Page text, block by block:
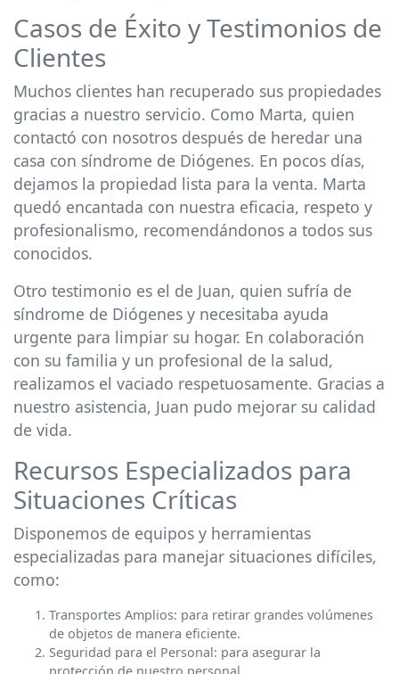
Casos de Éxito y Testimonios de
Clientes
Muchos clientes han recuperado sus propiedades
gracias a nuestro servicio. Como Marta, quien
contactó con nosotros después de heredar una
casa con síndrome de Diógenes. En pocos días,
dejamos la propiedad lista para la venta. Marta
quedó encantada con nuestra eficacia, respeto y
profesionalismo, recomendándonos a todos sus
conocidos.
Otro testimonio es el de Juan, quien sufría de
síndrome de Diógenes y necesitaba ayuda
urgente para limpiar su hogar. En colaboración
con su familia y un profesional de la salud,
realizamos el vaciado respetuosamente. Gracias a
nuestro asistencia, Juan pudo mejorar su calidad
de vida.
Recursos Especializados para
Situaciones Críticas
Disponemos de equipos y herramientas
especializadas para manejar situaciones difíciles,
como:
Transportes Amplios: para retirar grandes volúmenes
de objetos de manera eficiente.
Seguridad para el Personal: para asegurar la